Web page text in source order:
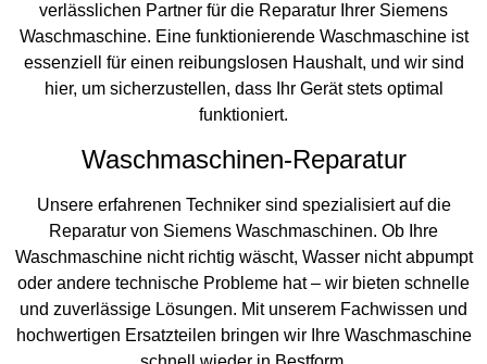
verlässlichen Partner für die Reparatur Ihrer Siemens
Waschmaschine. Eine funktionierende Waschmaschine ist
essenziell für einen reibungslosen Haushalt, und wir sind
hier, um sicherzustellen, dass Ihr Gerät stets optimal
funktioniert.
Waschmaschinen-Reparatur
Unsere erfahrenen Techniker sind spezialisiert auf die
Reparatur von Siemens Waschmaschinen. Ob Ihre
Waschmaschine nicht richtig wäscht, Wasser nicht abpumpt
oder andere technische Probleme hat – wir bieten schnelle
und zuverlässige Lösungen. Mit unserem Fachwissen und
hochwertigen Ersatzteilen bringen wir Ihre Waschmaschine